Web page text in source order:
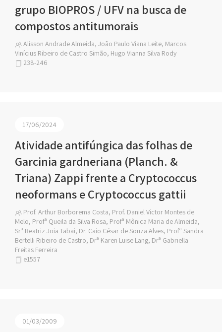
grupo BIOPROS / UFV na busca de
compostos antitumorais
Alisson Andrade Almeida, João Paulo Viana Leite, Marcos
Vinícius Ribeiro de Castro Simão, Hugo Vianna Silva Rody
238-246
17/06/2024
Atividade antifúngica das folhas de
Garcinia gardneriana (Planch. &
Triana) Zappi frente a Cryptococcus
neoformans e Cryptococcus gattii
Prof. Arthur Borborema Costa, Prof. Daniel Victor Montes de
Melo, Profª Queila da Silva Rosa, Profª Mônica Maria de Almeida,
Srª Beatriz Joia Tabai, Dr. Caio César de Souza Alves, Profª Sandra
Bertelli Ribeiro de Castro, Drª Karen Luise Lang, Drª Gabriella
Freitas Ferreira
e1557
01/03/2009